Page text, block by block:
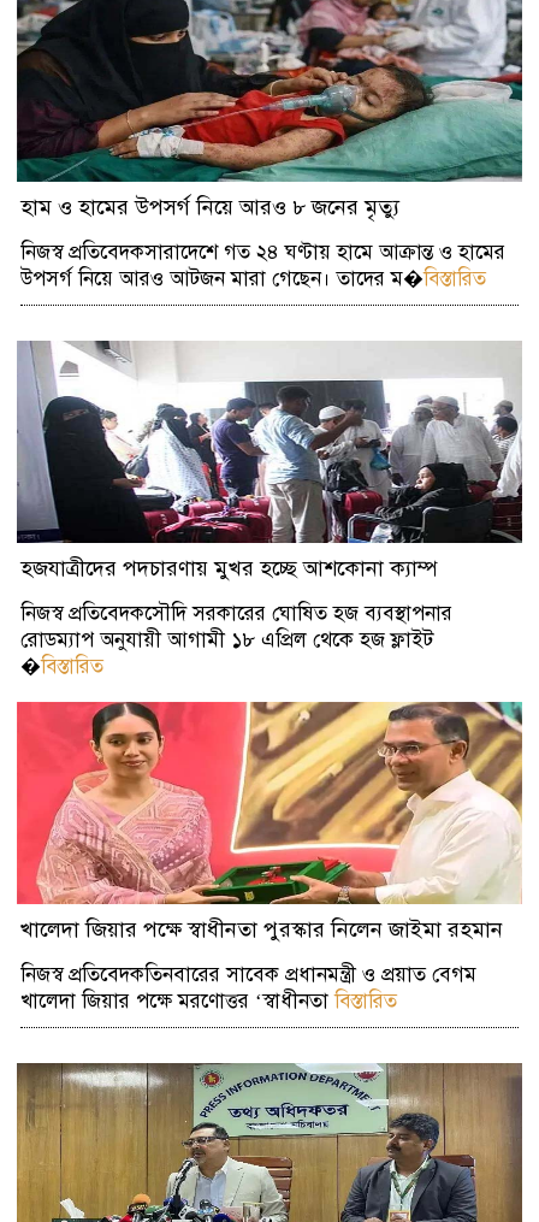
হাম ও হামের উপসর্গ নিয়ে আরও ৮ জনের মৃত্যু
নিজস্ব প্রতিবেদকসারাদেশে গত ২৪ ঘণ্টায় হামে আক্রান্ত ও হামের
উপসর্গ নিয়ে আরও আটজন মারা গেছেন। তাদের ম�বিস্তারিত
হজযাত্রীদের পদচারণায় মুখর হচ্ছে আশকোনা ক্যাম্প
নিজস্ব প্রতিবেদকসৌদি সরকারের ঘোষিত হজ ব্যবস্থাপনার
রোডম্যাপ অনুযায়ী আগামী ১৮ এপ্রিল থেকে হজ ফ্লাইট
�বিস্তারিত
খালেদা জিয়ার পক্ষে স্বাধীনতা পুরস্কার নিলেন জাইমা রহমান
নিজস্ব প্রতিবেদকতিনবারের সাবেক প্রধানমন্ত্রী ও প্রয়াত বেগম
খালেদা জিয়ার পক্ষে মরণোত্তর ‘স্বাধীনতাবিস্তারিত